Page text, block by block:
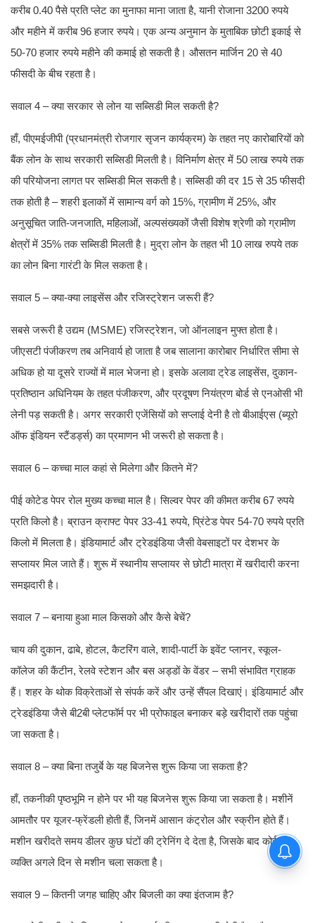
करीब 0.40 पैसे प्रति प्लेट का मुनाफा माना जाता है, यानी रोजाना 3200 रुपये
और महीने में करीब 96 हजार रुपये। एक अन्य अनुमान के मुताबिक छोटी इकाई से
50-70 हजार रुपये महीने की कमाई हो सकती है। औसतन मार्जिन 20 से 40
फीसदी के बीच रहता है।
सवाल 4 – क्या सरकार से लोन या सब्सिडी मिल सकती है?
हाँ, पीएमईजीपी (प्रधानमंत्री रोजगार सृजन कार्यक्रम) के तहत नए कारोबारियों को
बैंक लोन के साथ सरकारी सब्सिडी मिलती है। विनिर्माण क्षेत्र में 50 लाख रुपये तक
की परियोजना लागत पर सब्सिडी मिल सकती है। सब्सिडी की दर 15 से 35 फीसदी
तक होती है – शहरी इलाकों में सामान्य वर्ग को 15%, ग्रामीण में 25%, और
अनुसूचित जाति-जनजाति, महिलाओं, अल्पसंख्यकों जैसी विशेष श्रेणी को ग्रामीण
क्षेत्रों में 35% तक सब्सिडी मिलती है। मुद्रा लोन के तहत भी 10 लाख रुपये तक
का लोन बिना गारंटी के मिल सकता है।
सवाल 5 – क्या-क्या लाइसेंस और रजिस्ट्रेशन जरूरी हैं?
सबसे जरूरी है उद्यम (MSME) रजिस्ट्रेशन, जो ऑनलाइन मुफ्त होता है।
जीएसटी पंजीकरण तब अनिवार्य हो जाता है जब सालाना कारोबार निर्धारित सीमा से
अधिक हो या दूसरे राज्यों में माल भेजना हो। इसके अलावा ट्रेड लाइसेंस, दुकान-
प्रतिष्ठान अधिनियम के तहत पंजीकरण, और प्रदूषण नियंत्रण बोर्ड से एनओसी भी
लेनी पड़ सकती है। अगर सरकारी एजेंसियों को सप्लाई देनी है तो बीआईएस (ब्यूरो
ऑफ इंडियन स्टैंडर्ड्स) का प्रमाणन भी जरूरी हो सकता है।
सवाल 6 – कच्चा माल कहां से मिलेगा और कितने में?
पीई कोटेड पेपर रोल मुख्य कच्चा माल है। सिल्वर पेपर की कीमत करीब 67 रुपये
प्रति किलो है। ब्राउन क्राफ्ट पेपर 33-41 रुपये, प्रिंटेड पेपर 54-70 रुपये प्रति
किलो में मिलता है। इंडियामार्ट और ट्रेडइंडिया जैसी वेबसाइटों पर देशभर के
सप्लायर मिल जाते हैं। शुरू में स्थानीय सप्लायर से छोटी मात्रा में खरीदारी करना
समझदारी है।
सवाल 7 – बनाया हुआ माल किसको और कैसे बेचें?
चाय की दुकान, ढाबे, होटल, कैटरिंग वाले, शादी-पार्टी के इवेंट प्लानर, स्कूल-
कॉलेज की कैंटीन, रेलवे स्टेशन और बस अड्डों के वेंडर – सभी संभावित ग्राहक
हैं। शहर के थोक विक्रेताओं से संपर्क करें और उन्हें सैंपल दिखाएं। इंडियामार्ट और
ट्रेडइंडिया जैसे बी2बी प्लेटफॉर्म पर भी प्रोफाइल बनाकर बड़े खरीदारों तक पहुंचा
जा सकता है।
सवाल 8 – क्या बिना तजुर्बे के यह बिजनेस शुरू किया जा सकता है?
हाँ, तकनीकी पृष्ठभूमि न होने पर भी यह बिजनेस शुरू किया जा सकता है। मशीनें
आमतौर पर यूजर-फ्रेंडली होती हैं, जिनमें आसान कंट्रोल और स्क्रीन होते हैं।
मशीन खरीदते समय डीलर कुछ घंटों की ट्रेनिंग दे देता है, जिसके बाद कोई भी
व्यक्ति अगले दिन से मशीन चला सकता है।
सवाल 9 – कितनी जगह चाहिए और बिजली का क्या इंतजाम है?